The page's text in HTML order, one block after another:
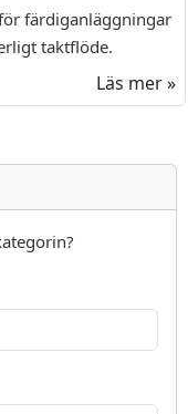
färdiganläggningar
taktflöde.
Läs mer »